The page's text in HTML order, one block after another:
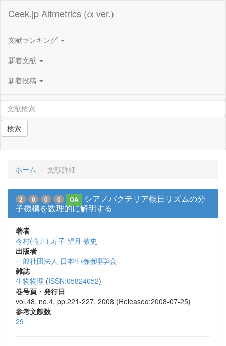
Ceek.jp Altmetrics (α ver.)
文献ランキング
新着文献
新着投稿
検索
ホーム 文献詳細
2 0 0 0 OA
シアノバクテリア概日リズムの分
子機構を数理的に解明する
著者
今村(滝川) 寿子 望月 敦史
出版者
一般社団法人 日本生物物理学会
雑誌
生物物理 (ISSN:05824052)
巻号頁・発行日
vol.48, no.4, pp.221-227, 2008 (Released:2008-07-25)
参考文献数
29